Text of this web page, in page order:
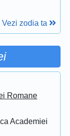
Vezi zodia ta
Romane
Academiei